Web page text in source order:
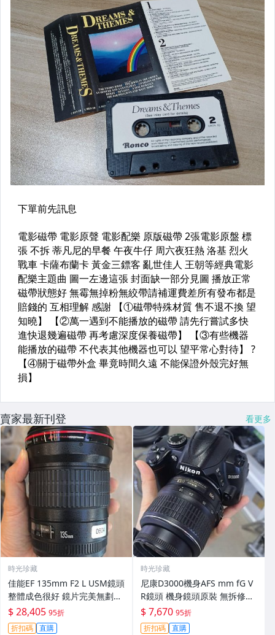
賣家最新刊登 看更多
時光珍藏
佳能EF 135mm F2 L USM鏡頭
整體成色很好 鏡片完美無劃痕
功能一切正常 無拆修無-3430
$ 28,405 95折
折扣碼 直購
時光珍藏
尼康D3000機身AFS mm fG V
R鏡頭 機身鏡頭原裝 無拆修無
翻新 有輕微使用痕跡 鏡頭-34
30
$ 7,670 95折
折扣碼 直購